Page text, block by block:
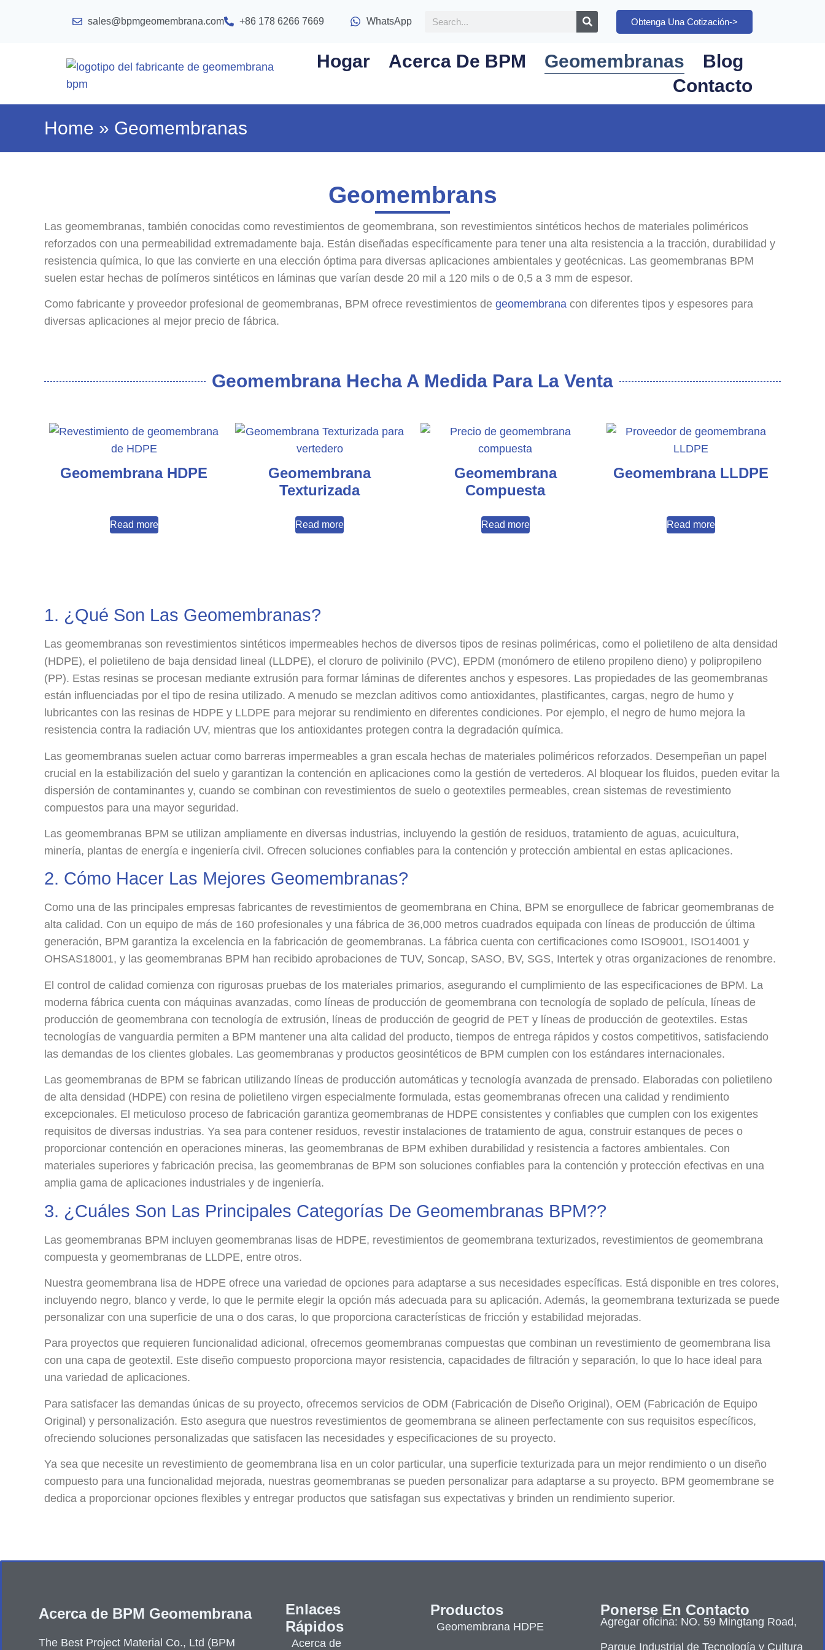
sales@bpmgeomembrana.com +86 178 6266 7669 WhatsApp Obtenga Una Cotización->
Hogar Acerca De BPM Geomembranas
Blog
Contacto
Home » Geomembranas
Geomembrans
Las geomembranas, también conocidas como revestimientos de geomembrana, son revestimientos sintéticos hechos de materiales poliméricos
reforzados con una permeabilidad extremadamente baja. Están diseñadas específicamente para tener una alta resistencia a la tracción, durabilidad y
resistencia química, lo que las convierte en una elección óptima para diversas aplicaciones ambientales y geotécnicas. Las geomembranas BPM
suelen estar hechas de polímeros sintéticos en láminas que varían desde 20 mil a 120 mils o de 0,5 a 3 mm de espesor.
Como fabricante y proveedor profesional de geomembranas, BPM ofrece revestimientos de geomembrana con diferentes tipos y espesores para
diversas aplicaciones al mejor precio de fábrica.
Geomembrana Hecha A Medida Para La Venta
Geomembrana HDPE
Read more
Geomembrana
Texturizada
Read more
Geomembrana
Compuesta
Read more
Geomembrana LLDPE
Read more
1. ¿Qué Son Las Geomembranas?
Las geomembranas son revestimientos sintéticos impermeables hechos de diversos tipos de resinas poliméricas, como el polietileno de alta densidad
(HDPE), el polietileno de baja densidad lineal (LLDPE), el cloruro de polivinilo (PVC), EPDM (monómero de etileno propileno dieno) y polipropileno
(PP). Estas resinas se procesan mediante extrusión para formar láminas de diferentes anchos y espesores. Las propiedades de las geomembranas
están influenciadas por el tipo de resina utilizado. A menudo se mezclan aditivos como antioxidantes, plastificantes, cargas, negro de humo y
lubricantes con las resinas de HDPE y LLDPE para mejorar su rendimiento en diferentes condiciones. Por ejemplo, el negro de humo mejora la
resistencia contra la radiación UV, mientras que los antioxidantes protegen contra la degradación química.
Las geomembranas suelen actuar como barreras impermeables a gran escala hechas de materiales poliméricos reforzados. Desempeñan un papel
crucial en la estabilización del suelo y garantizan la contención en aplicaciones como la gestión de vertederos. Al bloquear los fluidos, pueden evitar la
dispersión de contaminantes y, cuando se combinan con revestimientos de suelo o geotextiles permeables, crean sistemas de revestimiento
compuestos para una mayor seguridad.
Las geomembranas BPM se utilizan ampliamente en diversas industrias, incluyendo la gestión de residuos, tratamiento de aguas, acuicultura,
minería, plantas de energía e ingeniería civil. Ofrecen soluciones confiables para la contención y protección ambiental en estas aplicaciones.
2. Cómo Hacer Las Mejores Geomembranas?
Como una de las principales empresas fabricantes de revestimientos de geomembrana en China, BPM se enorgullece de fabricar geomembranas de
alta calidad. Con un equipo de más de 160 profesionales y una fábrica de 36,000 metros cuadrados equipada con líneas de producción de última
generación, BPM garantiza la excelencia en la fabricación de geomembranas. La fábrica cuenta con certificaciones como ISO9001, ISO14001 y
OHSAS18001, y las geomembranas BPM han recibido aprobaciones de TUV, Soncap, SASO, BV, SGS, Intertek y otras organizaciones de renombre.
El control de calidad comienza con rigurosas pruebas de los materiales primarios, asegurando el cumplimiento de las especificaciones de BPM. La
moderna fábrica cuenta con máquinas avanzadas, como líneas de producción de geomembrana con tecnología de soplado de película, líneas de
producción de geomembrana con tecnología de extrusión, líneas de producción de geogrid de PET y líneas de producción de geotextiles. Estas
tecnologías de vanguardia permiten a BPM mantener una alta calidad del producto, tiempos de entrega rápidos y costos competitivos, satisfaciendo
las demandas de los clientes globales. Las geomembranas y productos geosintéticos de BPM cumplen con los estándares internacionales.
Las geomembranas de BPM se fabrican utilizando líneas de producción automáticas y tecnología avanzada de prensado. Elaboradas con polietileno
de alta densidad (HDPE) con resina de polietileno virgen especialmente formulada, estas geomembranas ofrecen una calidad y rendimiento
excepcionales. El meticuloso proceso de fabricación garantiza geomembranas de HDPE consistentes y confiables que cumplen con los exigentes
requisitos de diversas industrias. Ya sea para contener residuos, revestir instalaciones de tratamiento de agua, construir estanques de peces o
proporcionar contención en operaciones mineras, las geomembranas de BPM exhiben durabilidad y resistencia a factores ambientales. Con
materiales superiores y fabricación precisa, las geomembranas de BPM son soluciones confiables para la contención y protección efectivas en una
amplia gama de aplicaciones industriales y de ingeniería.
3. ¿Cuáles Son Las Principales Categorías De Geomembranas BPM??
Las geomembranas BPM incluyen geomembranas lisas de HDPE, revestimientos de geomembrana texturizados, revestimientos de geomembrana
compuesta y geomembranas de LLDPE, entre otros.
Nuestra geomembrana lisa de HDPE ofrece una variedad de opciones para adaptarse a sus necesidades específicas. Está disponible en tres colores,
incluyendo negro, blanco y verde, lo que le permite elegir la opción más adecuada para su aplicación. Además, la geomembrana texturizada se puede
personalizar con una superficie de una o dos caras, lo que proporciona características de fricción y estabilidad mejoradas.
Para proyectos que requieren funcionalidad adicional, ofrecemos geomembranas compuestas que combinan un revestimiento de geomembrana lisa
con una capa de geotextil. Este diseño compuesto proporciona mayor resistencia, capacidades de filtración y separación, lo que lo hace ideal para
una variedad de aplicaciones.
Para satisfacer las demandas únicas de su proyecto, ofrecemos servicios de ODM (Fabricación de Diseño Original), OEM (Fabricación de Equipo
Original) y personalización. Esto asegura que nuestros revestimientos de geomembrana se alineen perfectamente con sus requisitos específicos,
ofreciendo soluciones personalizadas que satisfacen las necesidades y especificaciones de su proyecto.
Ya sea que necesite un revestimiento de geomembrana lisa en un color particular, una superficie texturizada para un mejor rendimiento o un diseño
compuesto para una funcionalidad mejorada, nuestras geomembranas se pueden personalizar para adaptarse a su proyecto. BPM geomembrane se
dedica a proporcionar opciones flexibles y entregar productos que satisfagan sus expectativas y brinden un rendimiento superior.
Acerca de BPM Geomembrana
The Best Project Material Co., Ltd (BPM
Enlaces
Rápidos
Acerca de
Productos
Geomembrana HDPE
Ponerse En Contacto
Agregar oficina: NO. 59 Mingtang Road,
Parque Industrial de Tecnología y Cultura